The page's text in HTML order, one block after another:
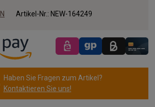
Artikel-Nr.: NEW-164249
Haben Sie Fragen zum Artikel?
Kontaktieren Sie uns!